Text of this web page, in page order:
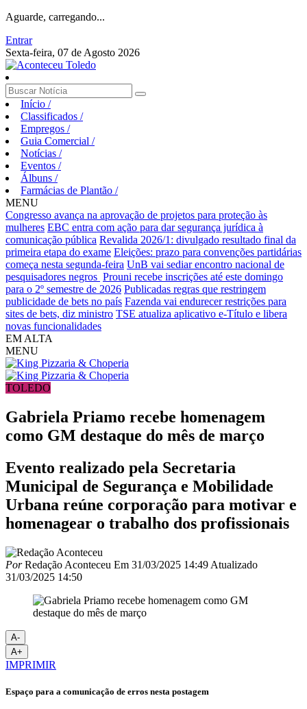
Aguarde, carregando...
Entrar
Sexta-feira, 07 de Agosto 2026
Início /
Classificados /
Empregos /
Guia Comercial /
Notícias /
Eventos /
Álbuns /
Farmácias de Plantão /
MENU
Congresso avança na aprovação de projetos para proteção às
mulheres EBC entra com ação para dar segurança jurídica à
comunicação pública Revalida 2026/1: divulgado resultado final da
primeira etapa do exame Eleições: prazo para convenções partidárias
começa nesta segunda-feira UnB vai sediar encontro nacional de
pesquisadores negros Prouni recebe inscrições até este domingo
para o 2º semestre de 2026 Publicadas regras que restringem
publicidade de bets no país Fazenda vai endurecer restrições para
sites de bets, diz ministro TSE atualiza aplicativo e-Título e libera
novas funcionalidades
EM ALTA
MENU
TOLEDO
Gabriela Priamo recebe homenagem
como GM destaque do mês de março
Evento realizado pela Secretaria
Municipal de Segurança e Mobilidade
Urbana reúne corporação para motivar e
homenagear o trabalho dos profissionais
PorRedação Aconteceu Em 31/03/2025 14:49 Atualizado
31/03/2025 14:50
A-
A+
IMPRIMIR
Espaço para a comunicação de erros nesta postagem